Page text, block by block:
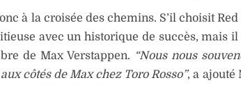
à la croisée des chemins. S’il choisit
avec un historique de succès, mais
de Max Verstappen. “Nous nous
côtés de Max chez Toro Rosso”, a ajouté